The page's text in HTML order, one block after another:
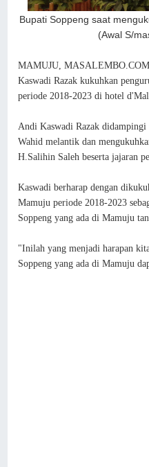
Bupati Soppeng saat
(Awal S/
MAMUJU,
Kaswadi Razak kukuhkan
periode 2018-2023 di hotel
Andi Kaswadi Razak
Wahid melantik dan
H.Salihin Saleh beserta jajaran
Kaswadi berharap dengan
Mamuju periode 2018-2023
Soppeng yang ada di Mamuju
"Inilah yang menjadi harapan
Soppeng yang ada di Mamuju